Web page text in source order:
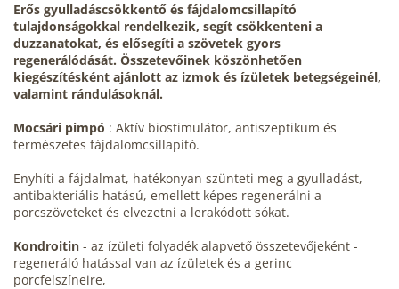
Erős gyulladáscsökkentő és fájdalomcsillapító
tulajdonságokkal rendelkezik, segít csökkenteni a
duzzanatokat, és elősegíti a szövetek gyors
regenerálódását. Összetevőinek köszönhetően
kiegészítésként ajánlott az izmok és ízületek betegségeinél,
valamint rándulásoknál.
Mocsári pimpó : Aktív biostimulátor, antiszeptikum és
természetes fájdalomcsillapító.
Enyhíti a fájdalmat, hatékonyan szünteti meg a gyulladást,
antibakteriális hatású, emellett képes regenerálni a
porcszöveteket és elvezetni a lerakódott sókat.
Kondroitin - az ízületi folyadék alapvető összetevőjeként -
regeneráló hatással van az ízületek és a gerinc
porcfelszíneire,